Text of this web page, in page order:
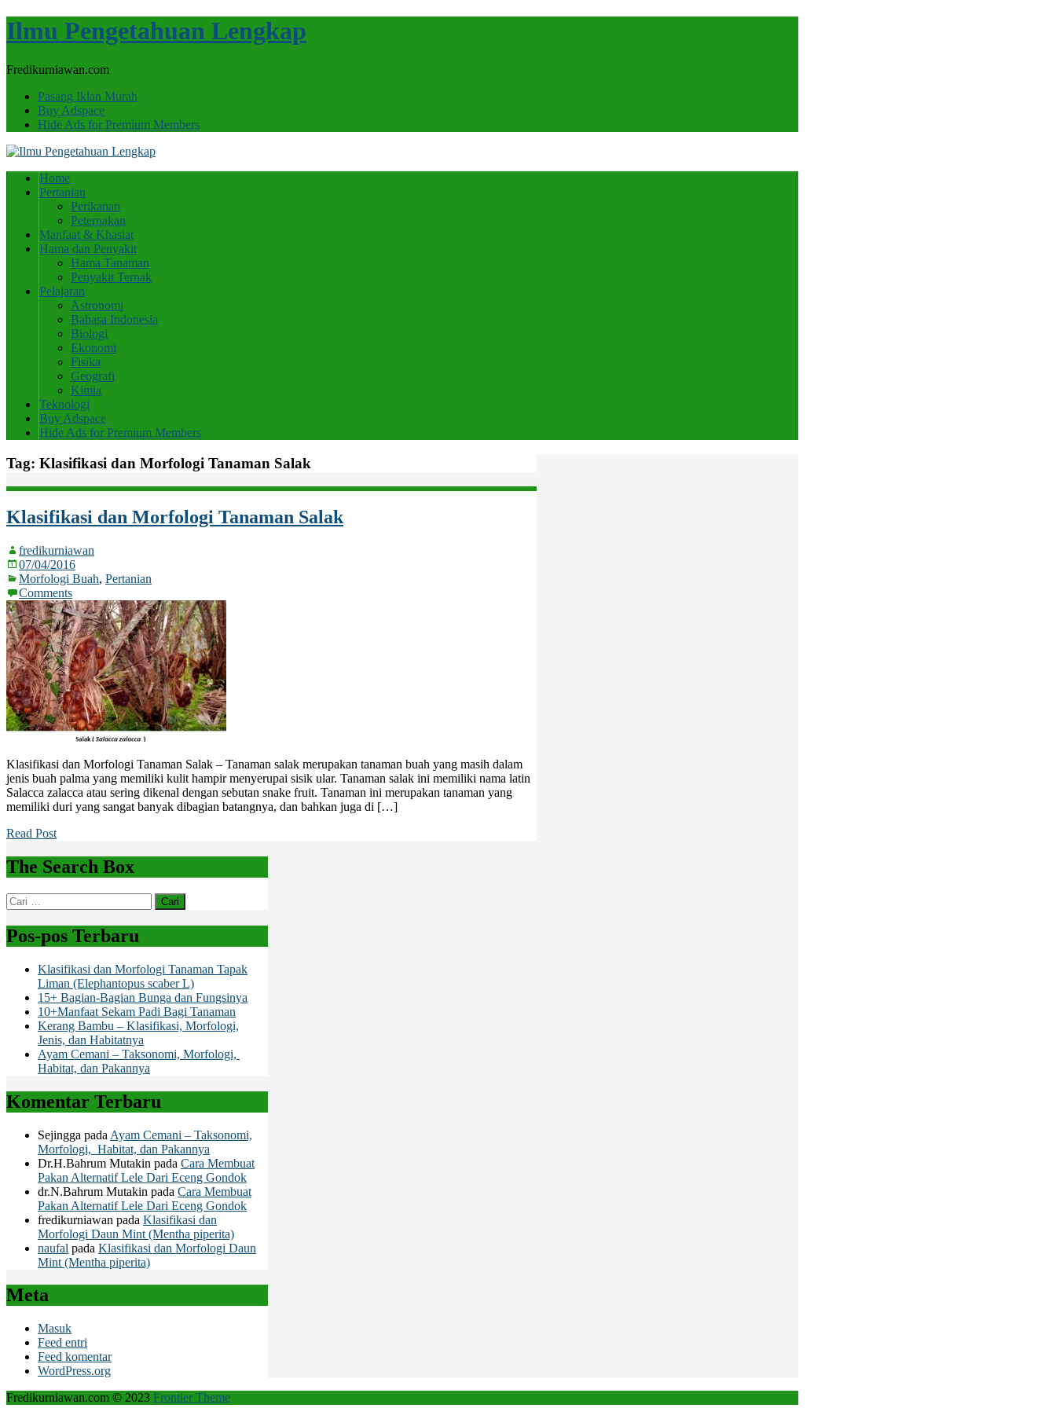
Ilmu Pengetahuan Lengkap
Fredikurniawan.com
Pasang Iklan Murah
Buy Adspace
Hide Ads for Premium Members
Home
Pertanian
Perikanan
Peternakan
Manfaat & Khasiat
Hama dan Penyakit
Hama Tanaman
Penyakit Ternak
Pelajaran
Astronomi
Bahasa Indonesia
Biologi
Ekonomi
Fisika
Geografi
Kimia
Teknologi
Buy Adspace
Hide Ads for Premium Members
Tag: Klasifikasi dan Morfologi Tanaman Salak
Klasifikasi dan Morfologi Tanaman Salak
fredikurniawan
07/04/2016
Morfologi Buah, Pertanian
Comments
Klasifikasi dan Morfologi Tanaman Salak – Tanaman salak merupakan tanaman buah yang masih dalam
jenis buah palma yang memiliki kulit hampir menyerupai sisik ular. Tanaman salak ini memiliki nama latin
Salacca zalacca atau sering dikenal dengan sebutan snake fruit. Tanaman ini merupakan tanaman yang
memiliki duri yang sangat banyak dibagian batangnya, dan bahkan juga di […]
Read Post
The Search Box
Cari
untuk:
Pos-pos Terbaru
Klasifikasi dan Morfologi Tanaman Tapak
Liman (Elephantopus scaber L)
15+ Bagian-Bagian Bunga dan Fungsinya
10+Manfaat Sekam Padi Bagi Tanaman
Kerang Bambu – Klasifikasi, Morfologi,
Jenis, dan Habitatnya
Ayam Cemani – Taksonomi, Morfologi,
Habitat, dan Pakannya
Komentar Terbaru
Sejingga pada Ayam Cemani – Taksonomi,
Morfologi, Habitat, dan Pakannya
Dr.H.Bahrum Mutakin pada Cara Membuat
Pakan Alternatif Lele Dari Eceng Gondok
dr.N.Bahrum Mutakin pada Cara Membuat
Pakan Alternatif Lele Dari Eceng Gondok
fredikurniawan pada Klasifikasi dan
Morfologi Daun Mint (Mentha piperita)
naufal pada Klasifikasi dan Morfologi Daun
Mint (Mentha piperita)
Meta
Masuk
Feed entri
Feed komentar
WordPress.org
Fredikurniawan.com © 2023 Frontier Theme